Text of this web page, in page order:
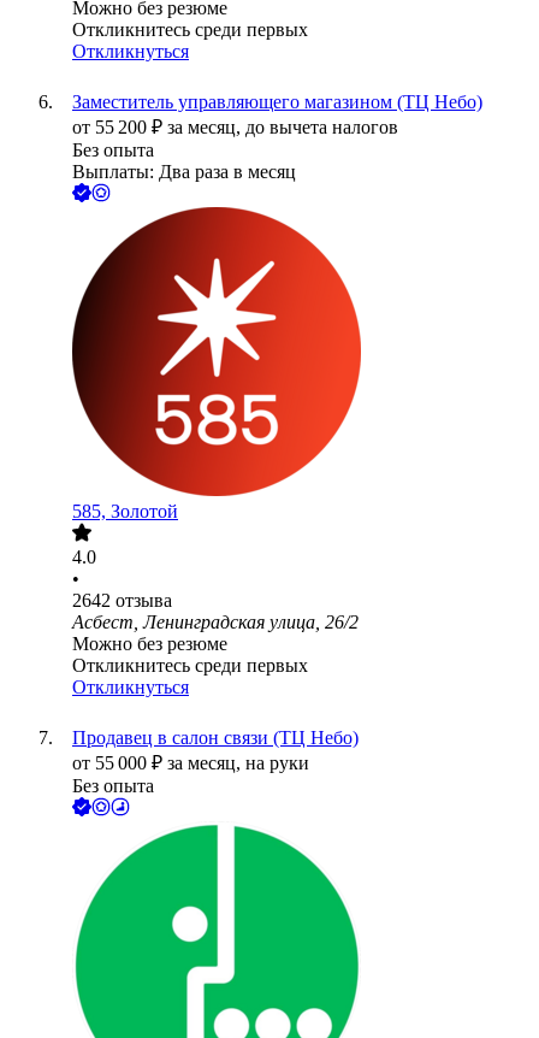
Можно без резюме
Откликнитесь среди первых
Откликнуться
Заместитель управляющего магазином (ТЦ Небо)
от 55 200 ₽ за месяц, до вычета налогов
Без опыта
Выплаты: Два раза в месяц
585, Золотой
4.0
•
2642 отзыва
Асбест, Ленинградская улица, 26/2
Можно без резюме
Откликнитесь среди первых
Откликнуться
Продавец в салон связи (ТЦ Небо)
от 55 000 ₽ за месяц, на руки
Без опыта